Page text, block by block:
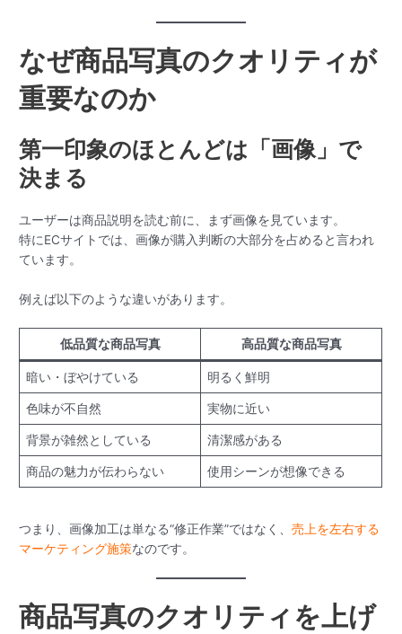
なぜ商品写真のクオリティが
重要なのか
第一印象のほとんどは「画像」で
決まる
ユーザーは商品説明を読む前に、まず画像を見ています。
特にECサイトでは、画像が購入判断の大部分を占めると言われ
ています。
例えば以下のような違いがあります。
低品質な商品写真 高品質な商品写真
暗い・ぼやけている 明るく鮮明
色味が不自然 実物に近い
背景が雑然としている 清潔感がある
商品の魅力が伝わらない 使用シーンが想像できる
つまり、画像加工は単なる“修正作業”ではなく、売上を左右する
マーケティング施策なのです。
商品写真のクオリティを上げ